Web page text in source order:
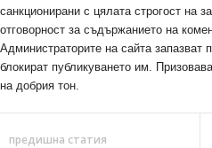
санкционирани с цялата строгост на
отговорност за съдържанието на
Администраторите на сайта запазват
блокират публикуването им.
на добрия тон.
предишна статия